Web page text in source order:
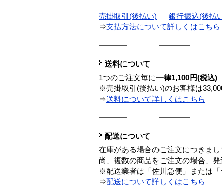
売掛取引(後払い) 銀行振込(後払
⇒支払方法について詳しくはこちら
送料について
1つのご注文毎に一律1,100円(税込)
※売掛取引(後払い)のお客様は
⇒送料について詳しくはこちら
配送について
在庫がある場合のご注文につきま
尚、複数の商品をご注文の場合、
※配送業者は「佐川急便」または
⇒配送について詳しくはこちら